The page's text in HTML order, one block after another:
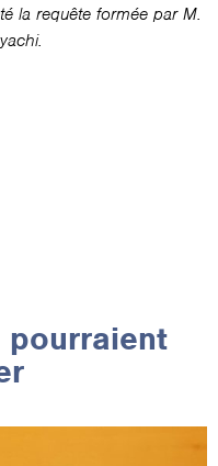
la requête formée par M.
pourraient